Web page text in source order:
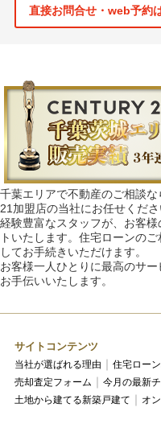
直接お問合せ・web予約
千葉エリアで不動産のご相談
21加盟店の当社にお任せくださ
経験豊富なスタッフが、お客
トいたします。住宅ローンの
してお手続きいただけます。
お客様一人ひとりに最高のサ
お手伝いいたします。
サイトコンテンツ
当社が選ばれる理由 住宅ロー
売却査定フォーム
今月の最新
土地から建てる新築戸建て
オ